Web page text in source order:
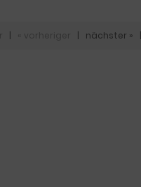
nächster »